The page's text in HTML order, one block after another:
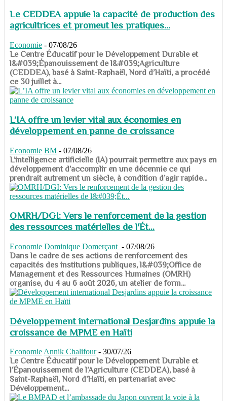
Le CEDDEA appuie la capacité de production des
agricultrices et promeut les pratiques...
Economie - 07/08/26
​​​​​​​Le Centre Éducatif pour le Développement Durable et
l&#039;Épanouissement de l&#039;Agriculture
(CEDDEA), basé à Saint-Raphaël, Nord d’Haïti, a procédé
ce 30 juillet à...
L’IA offre un levier vital aux économies en
développement en panne de croissance
Economie BM - 07/08/26
​​​​​​​L’intelligence artificielle (IA) pourrait permettre aux pays en
développement d’accomplir en une décennie ce qui
prendrait autrement un siècle, à condition d’agir rapide...
OMRH/DGI: Vers le renforcement de la gestion
des ressources matérielles de l'Ét...
Economie Dominique Domerçant - 07/08/26
Dans le cadre de ses actions de renforcement des
capacités des institutions publiques, l&#039;Office de
Management et des Ressources Humaines (OMRH)
organise, du 4 au 6 août 2026, un atelier de form...
Développement international Desjardins appuie la
croissance de MPME en Haïti
Economie Annik Chalifour - 30/07/26
​​​​​​​Le Centre Éducatif pour le Développement Durable et
l’Épanouissement de l’Agriculture (CEDDEA), basé à
Saint-Raphaël, Nord d’Haïti, en partenariat avec
Développement...